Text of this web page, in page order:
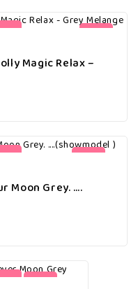
-20%
Magic Relax –
-38%
Moon Grey. ….
-28%